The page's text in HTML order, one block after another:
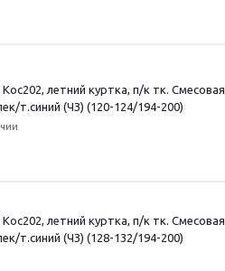
летний куртка, п/к тк. Смесовая
т.синий (ЧЗ) (120-124/194-200)
летний куртка, п/к тк. Смесовая
т.синий (ЧЗ) (128-132/194-200)